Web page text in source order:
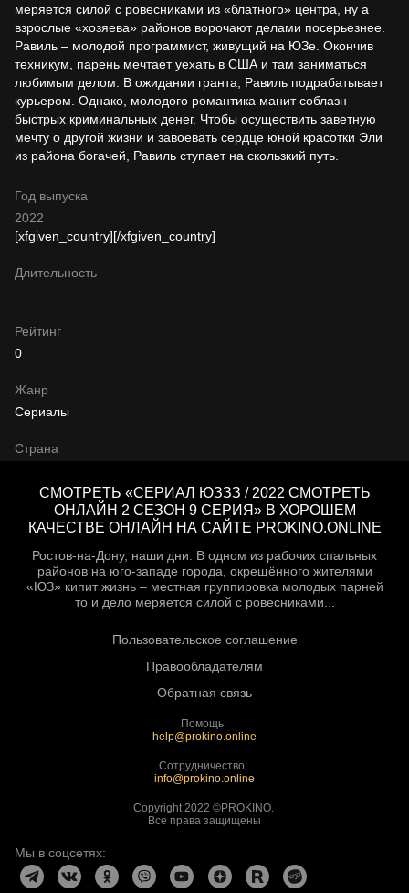
меряется силой с ровесниками из «блатного» центра, ну а
взрослые «хозяева» районов ворочают делами посерьезнее.
Равиль – молодой программист, живущий на ЮЗе. Окончив
техникум, парень мечтает уехать в США и там заниматься
любимым делом. В ожидании гранта, Равиль подрабатывает
курьером. Однако, молодого романтика манит соблазн
быстрых криминальных денег. Чтобы осуществить заветную
мечту о другой жизни и завоевать сердце юной красотки Эли
из района богачей, Равиль ступает на скользкий путь.
Год выпуска
2022
Жанр
Сериалы
Длительность
—
[xfgiven_country]
Страна
[/xfgiven_country]
Рейтинг
0
СМОТРЕТЬ «СЕРИАЛ ЮЗЗЗ / 2022 СМОТРЕТЬ
ОНЛАЙН 2 СЕЗОН 9 СЕРИЯ» В ХОРОШЕМ
КАЧЕСТВЕ ОНЛАЙН НА САЙТЕ PROKINO.ONLINE
Ростов-на-Дону, наши дни. В одном из рабочих спальных
районов на юго-западе города, окрещённого жителями
«ЮЗ» кипит жизнь – местная группировка молодых парней
то и дело меряется силой с ровесниками...
Пользовательское соглашение
Правообладателям
Обратная связь
Помощь:
help@prokino.online
Сотрудничество:
info@prokino.online
Copyright 2022 ©PROKINO.
Все права защищены
Мы в соцсетях: